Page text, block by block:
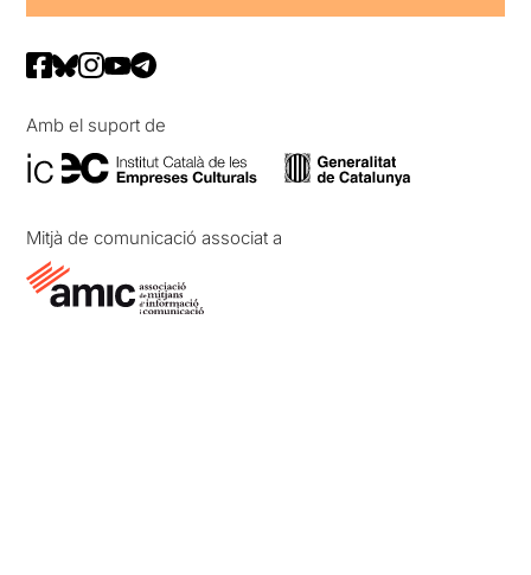
Amb el suport de
Mitjà de comunicació associat a